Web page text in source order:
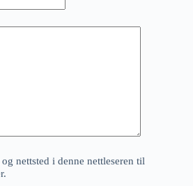
nettsted i denne nettleseren til